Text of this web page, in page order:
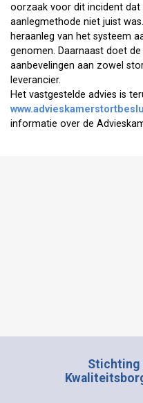
oorzaak voor dit incident dat
aanlegmethode niet juist
heraanleg van het systeem
genomen. Daarnaast doet
aanbevelingen aan zowel
leverancier.
Het vastgestelde advies is
informatie over de
Stichting